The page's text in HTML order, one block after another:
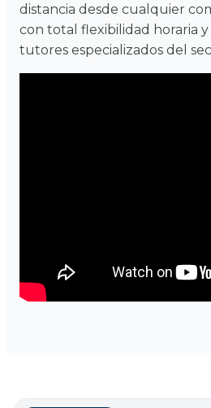
distancia desde cualquier
con total flexibilidad horaria
tutores especializados del